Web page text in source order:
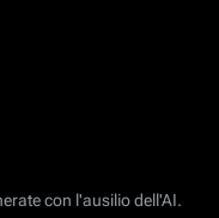
con l'ausilio dell'AI.